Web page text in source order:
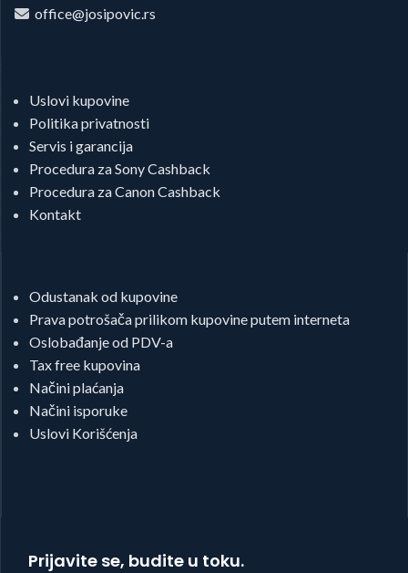
office@josipovic.rs
Uslovi kupovine
Politika privatnosti
Servis i garancija
Procedura za Sony Cashback
Procedura za Canon Cashback
Kontakt
Odustanak od kupovine
Prava potrošača prilikom kupovine putem interneta
Oslobađanje od PDV-a
Tax free kupovina
Načini plaćanja
Načini isporuke
Uslovi Korišćenja
Prijavite se, budite u toku.